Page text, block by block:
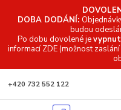
DOBA DODÁNÍ:
budou
Po dobu dovolené je
informacíZDE (možnost
+420 732 552 122